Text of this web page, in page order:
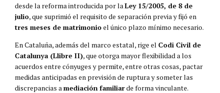
desde la reforma introducida por la Ley 15/2005, de 8 de
julio, que suprimió el requisito de separación previa y fijó en
tres meses de matrimonioel único plazo mínimo necesario.
En Cataluña, además del marco estatal, rige el Codi Civil de
Catalunya (Llibre II), que otorga mayor flexibilidad a los
acuerdos entre cónyuges y permite, entre otras cosas, pactar
medidas anticipadas en previsión de ruptura y someter las
discrepancias a mediación familiarde forma vinculante.